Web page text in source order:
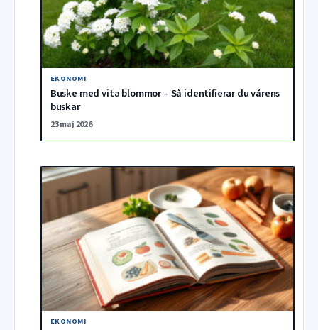
EKONOMI
Buske med vita blommor – Så identifierar du vårens
buskar
23 maj 2026
EKONOMI